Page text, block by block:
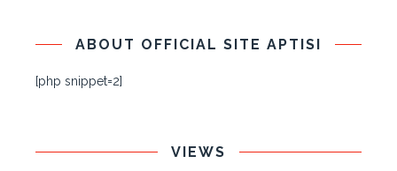
ABOUT OFFICIAL SITE APTISI
[php snippet=2]
VIEWS